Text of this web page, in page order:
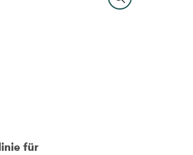
für